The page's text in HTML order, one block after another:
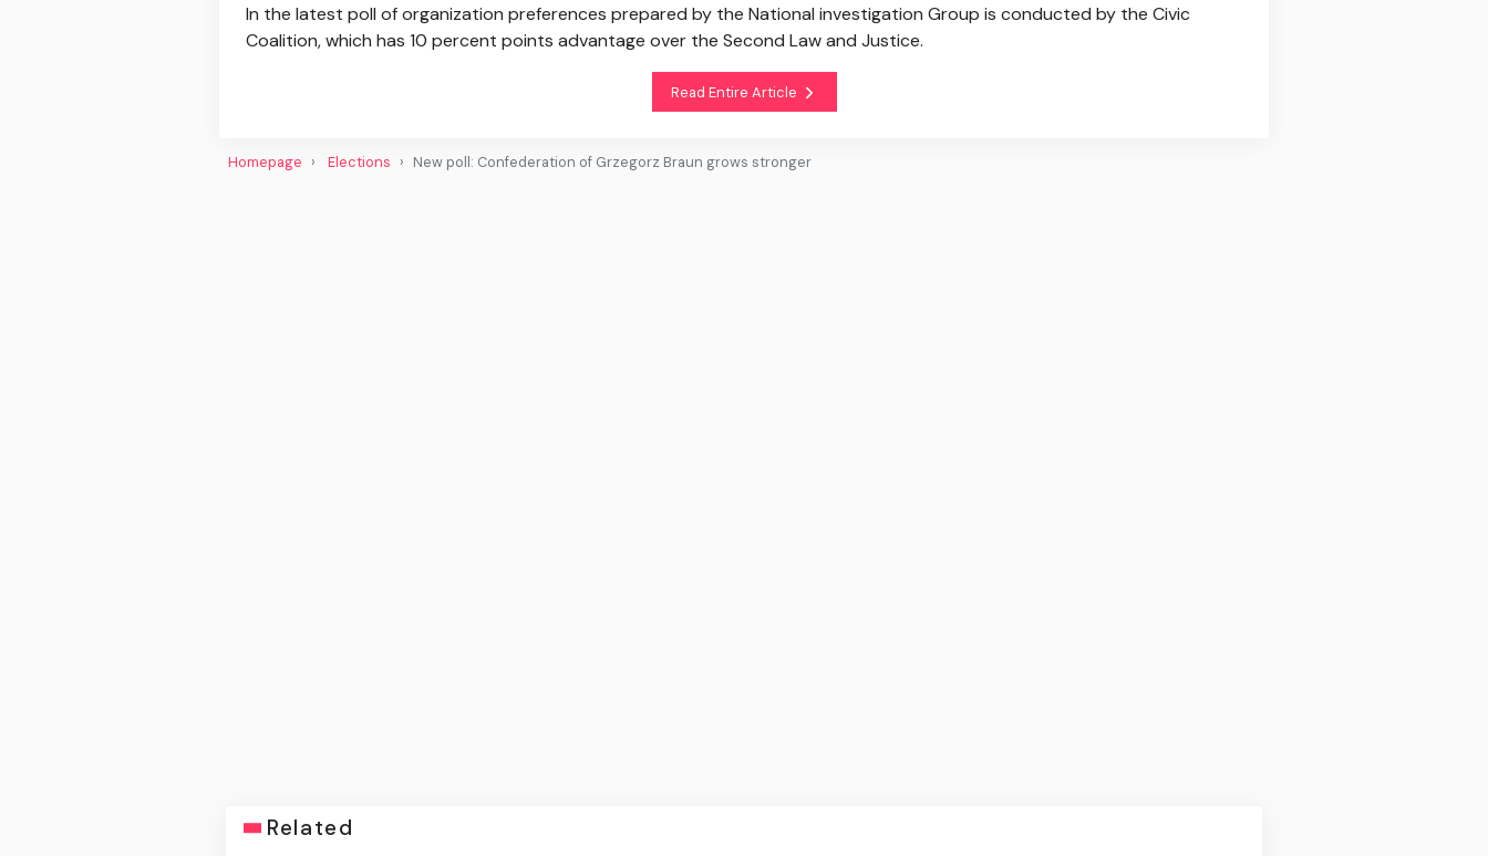
In the latest poll of organization preferences prepared by the National investigation Group is conducted by the Civic
Coalition, which has 10 percent points advantage over the Second Law and Justice.
Read Entire Article
Homepage Elections New poll: Confederation of Grzegorz Braun grows stronger
Related